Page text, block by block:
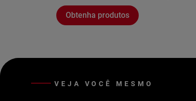
Obtenha produtos
VEJA VOCÊ MESMO